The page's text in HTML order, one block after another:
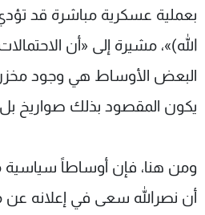
بعملية عسكرية مباشرة قد
الله)»، مشيرة إلى «أن
البعض الأوساط هي وجود
يكون المقصود بذلك صواريخ بل
ومن هنا، فإن أوساطاً سياسية
أن نصرالله سعى في إعلانه عن